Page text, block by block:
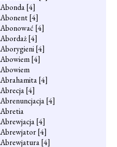
Abonda[4]
Abonent[4]
Abonować [4]
Abordaż[4]
Aborygieni[4]
Abowiem[4]
Abowiem
Abrahamita[4]
Abrecja[4]
Abrenuncjacja[4]
Abretia
Abrewjacja[4]
Abrewjator[4]
Abrewjatura[4]